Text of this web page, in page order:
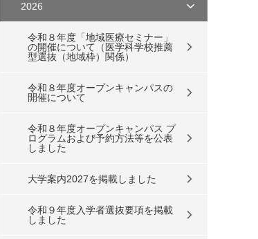
2026
令和８年度「地域医療セミナー」
の開催について（医学科学校推薦
型選抜（地域枠）関係）
令和８年度オープンキャンパスの
開催について
令和８年度オープンキャンパス プ
ログラムおよび予約方法等を公表
しました
大学案内2027を掲載しました
令和９年度入学者選抜要項を掲載
しました